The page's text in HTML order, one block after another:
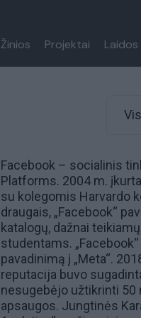
Žinios Projektai Laidos
Facebook – socialinis
Platforms. 2004 m.
su kolegomis Harvardo
draugais, „Facebook“
katalogų, dažnai
studentams.
pavadinimą į „Meta“.
reputacija buvo
nesugebėjo užtikrinti 50
apsaugos. Jungtinės